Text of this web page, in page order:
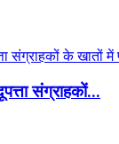
संग्राहकों...